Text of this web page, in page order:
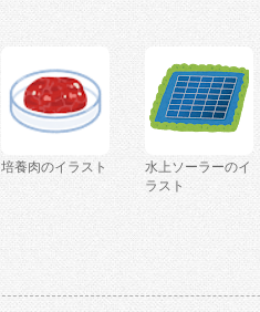
培養肉のイラスト
水上ソーラーのイ
ラスト